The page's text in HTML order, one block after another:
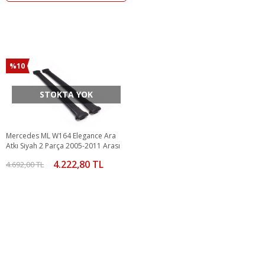
%10
STOKTA YOK
Mercedes ML W164 Elegance Ara
Atkı Siyah 2 Parça 2005-2011 Arası
4.692,00 TL 4.222,80 TL